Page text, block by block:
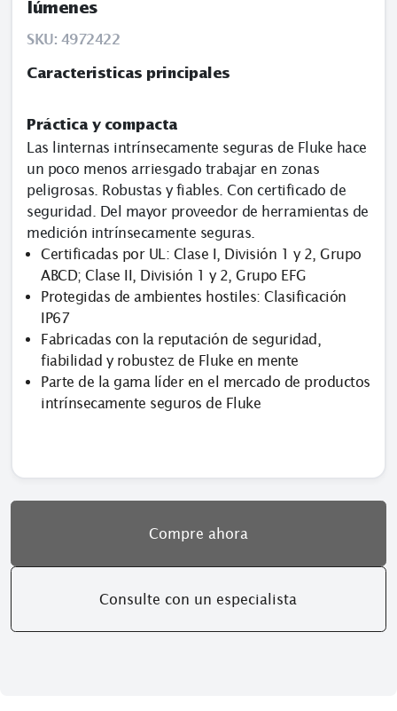
lúmenes
SKU: 4972422
Caracteristicas principales
Práctica y compacta
Las linternas intrínsecamente seguras de Fluke hace
un poco menos arriesgado trabajar en zonas
peligrosas. Robustas y fiables. Con certificado de
seguridad. Del mayor proveedor de herramientas de
medición intrínsecamente seguras.
Certificadas por UL: Clase I, División 1 y 2, Grupo
ABCD; Clase II, División 1 y 2, Grupo EFG
Protegidas de ambientes hostiles: Clasificación
IP67
Fabricadas con la reputación de seguridad,
fiabilidad y robustez de Fluke en mente
Parte de la gama líder en el mercado de productos
intrínsecamente seguros de Fluke
Compre ahora
Consulte con un especialista